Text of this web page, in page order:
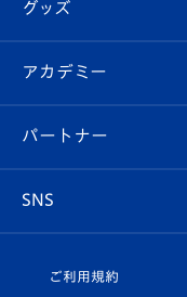
チケット
イベント
メディア
ホームタウン
スタッフプロフィール
マスコット紹介
Revive Team
ヴィヴィくんの長
フォトギャラリー
スタジアムグルメ
V-LOVERS（ファ
プレイヤーズスイ
グッズ
オンラインショップ
店舗情報
アカデミー
育成からのお知らせ
U-18
パートナー
SNS
ご利用規約